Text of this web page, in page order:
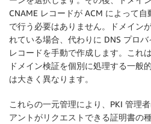
CNAME レコードが ACM によって
で行う必要はありません。ドメイン
れている場合、代わりに DNS プロ
レコードを手動で作成します。これ
ドメイン検証を個別に処理する一般
は大きく異なります。
これらの一元管理により、PKI 管理
アントがリクエストできる証明書の